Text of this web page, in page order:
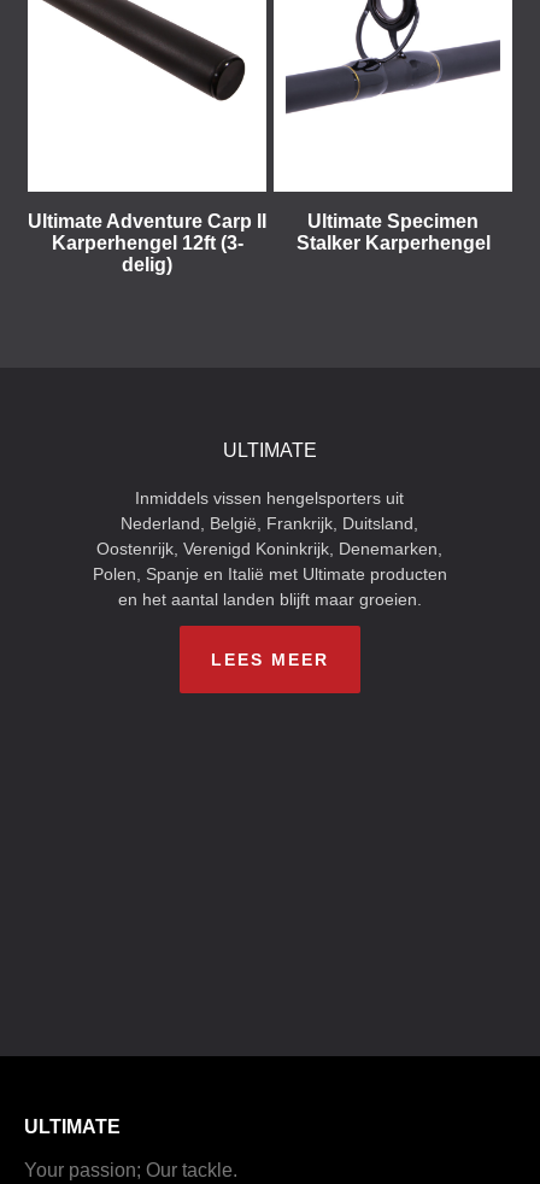
Ultimate Adventure Carp II
Karperhengel 12ft (3-
delig)
Ultimate Specimen
Stalker Karperhengel
ULTIMATE
Inmiddels vissen hengelsporters uit
Nederland, België, Frankrijk, Duitsland,
Oostenrijk, Verenigd Koninkrijk, Denemarken,
Polen, Spanje en Italië met Ultimate producten
en het aantal landen blijft maar groeien.
LEES MEER
ULTIMATE
Your passion; Our tackle.